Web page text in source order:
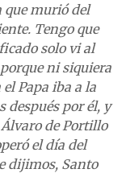
que murió del
Tengo que
solo vi al
ni siquiera
Papa iba a la
después por él, y
de Portillo
el día del
dijimos, Santo